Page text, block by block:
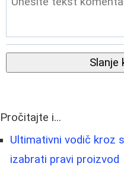
Slanje
Pročitajte i...
Ultimativni vodič kroz
izabrati pravi proizvod